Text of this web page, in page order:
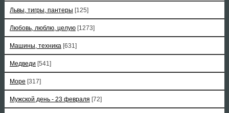
Львы, тигры, пантеры [125]
Любовь, люблю, целую [1273]
Машины, техника [631]
Медведи [541]
Море [317]
Мужской день - 23 февраля [72]